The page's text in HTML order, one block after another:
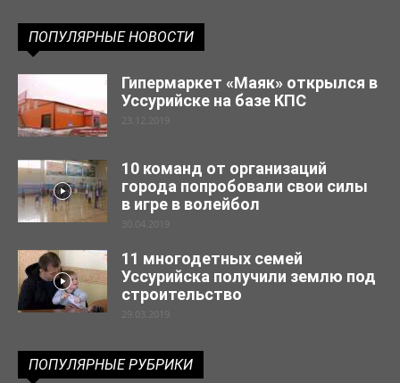
ПОПУЛЯРНЫЕ НОВОСТИ
Гипермаркет «Маяк» открылся в
Уссурийске на базе КПС
23.12.2019
10 команд от организаций
города попробовали свои силы
в игре в волейбол
30.04.2019
11 многодетных семей
Уссурийска получили землю под
строительство
29.03.2019
ПОПУЛЯРНЫЕ РУБРИКИ